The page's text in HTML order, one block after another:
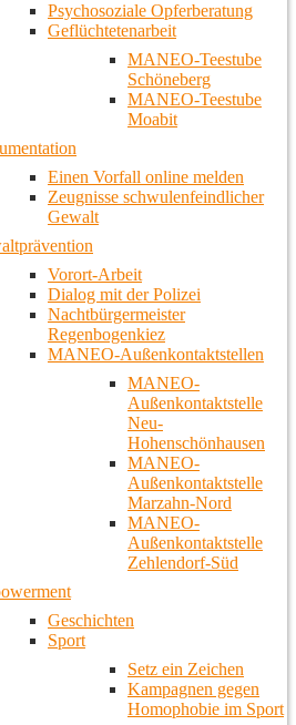
Psychosoziale Opferberatung
Geflüchtetenarbeit
MANEO-Teestube
Schöneberg
MANEO-Teestube
Moabit
Einen Vorfall online melden
Zeugnisse schwulenfeindlicher
Gewalt
Vorort-Arbeit
Dialog mit der Polizei
Nachtbürgermeister
Regenbogenkiez
MANEO-Außenkontaktstellen
MANEO-
Außenkontaktstelle
Neu-
Hohenschönhausen
MANEO-
Außenkontaktstelle
Marzahn-Nord
MANEO-
Außenkontaktstelle
Zehlendorf-Süd
Geschichten
Sport
Setz ein Zeichen
Kampagnen gegen
Homophobie im Sport